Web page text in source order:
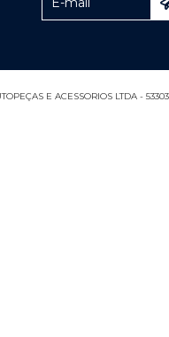
E ACESSORIOS LTDA -